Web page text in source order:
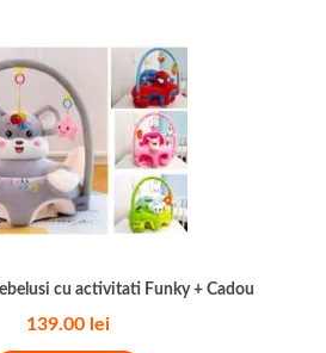
cu activitati Funky + Cadou
139.00 lei